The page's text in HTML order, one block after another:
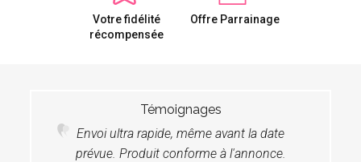
Votre fidélité
récompensée
Offre Parrainage
Témoignages
Envoi ultra rapide, même avant la date
prévue. Produit conforme à l'annonce.